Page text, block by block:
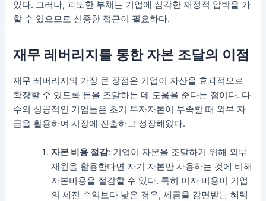
있다. 그러나, 과도한 부채는 기업에 심각한 재정적 압박을 가
할 수 있으므로 신중한 접근이 필요하다.
재무 레버리지를 통한 자본 조달의 이점
재무 레버리지의 가장 큰 장점은 기업이 자산을 효과적으로
확장할 수 있도록 돈을 조달하는 데 도움을 준다는 점이다. 다
수의 성공적인 기업들은 초기 투자자본이 부족할 때 외부 자
금을 활용하여 시장에 진출하고 성장해왔다.
자본 비용 절감: 기업이 자본을 조달하기 위해 외부
재원을 활용한다면 자기 자본만 사용하는 것에 비해
자본비용을 절감할 수 있다. 특히 이자 비용이 기업
의 세전 수익보다 낮은 경우, 세금을 감면받는 혜택